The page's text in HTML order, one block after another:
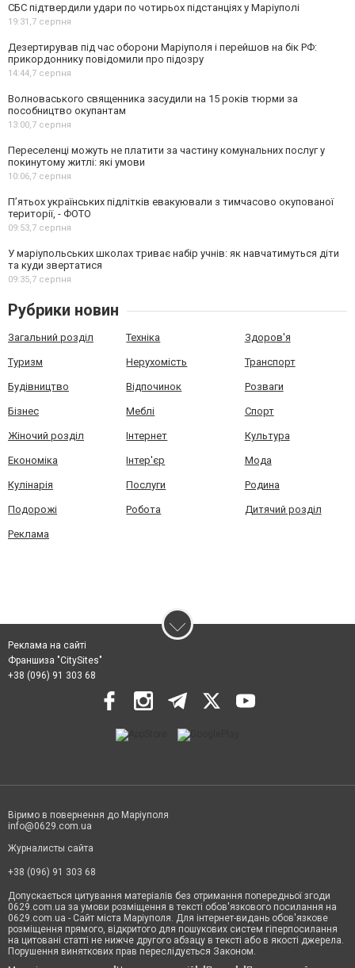
СБС підтвердили удари по чотирьох підстанціях у Маріуполі
19:31,7 серпня
Дезертирував під час оборони Маріуполя і перейшов на бік РФ:
прикордоннику повідомили про підозру
14:44,7 серпня
Волноваського священника засудили на 15 років тюрми за
пособництво окупантам
13:00,7 серпня
Переселенці можуть не платити за частину комунальних послуг у
покинутому житлі: які умови
10:06,7 серпня
П’ятьох українських підлітків евакуювали з тимчасово окупованої
території, - ФОТО
09:53,7 серпня
У маріупольських школах триває набір учнів: як навчатимуться діти
та куди звертатися
09:35,7 серпня
Рубрики новин
Загальний розділ Техніка Здоров'я
Туризм Нерухомість Транспорт
Будівництво Відпочинок Розваги
Бізнес Меблі Спорт
Жіночий розділ Інтернет Культура
Економіка Інтер'єр Мода
Кулінарія Послуги Родина
Подорожі Робота Дитячий розділ
Реклама
Реклама на сайті
Франшиза "CitySites"
+38 (096) 91 303 68
Віримо в повернення до Маріуполя
info@0629.com.ua
Журналисты сайта
+38 (096) 91 303 68
Допускається цитування матеріалів без отримання попередньої згоди
0629.com.ua за умови розміщення в тексті обов'язкового посилання на
0629.com.ua - Сайт міста Маріуполя. Для інтернет-видань обов'язкове
розміщення прямого, відкритого для пошукових систем гіперпосилання
на цитовані статті не нижче другого абзацу в тексті або в якості джерела.
Порушення виняткових прав переслідується Законом.